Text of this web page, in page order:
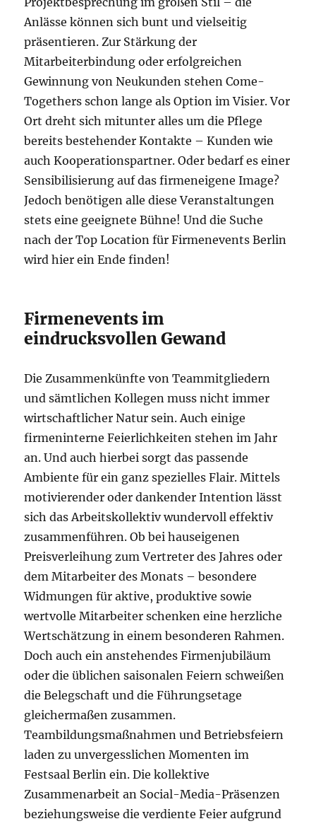
Anlässe können sich bunt und vielseitig
präsentieren. Zur Stärkung der
Mitarbeiterbindung oder erfolgreichen
Gewinnung von Neukunden stehen Come-
Togethers schon lange als Option im Visier. Vor
Ort dreht sich mitunter alles um die Pflege
bereits bestehender Kontakte – Kunden wie
auch Kooperationspartner. Oder bedarf es einer
Sensibilisierung auf das firmeneigene Image?
Jedoch benötigen alle diese Veranstaltungen
stets eine geeignete Bühne! Und die Suche
nach der Top Location für Firmenevents Berlin
wird hier ein Ende finden!
Firmenevents im
eindrucksvollen Gewand
Die Zusammenkünfte von Teammitgliedern
und sämtlichen Kollegen muss nicht immer
wirtschaftlicher Natur sein. Auch einige
firmeninterne Feierlichkeiten stehen im Jahr
an. Und auch hierbei sorgt das passende
Ambiente für ein ganz spezielles Flair. Mittels
motivierender oder dankender Intention lässt
sich das Arbeitskollektiv wundervoll effektiv
zusammenführen. Ob bei hauseigenen
Preisverleihung zum Vertreter des Jahres oder
dem Mitarbeiter des Monats – besondere
Widmungen für aktive, produktive sowie
wertvolle Mitarbeiter schenken eine herzliche
Wertschätzung in einem besonderen Rahmen.
Doch auch ein anstehendes Firmenjubiläum
oder die üblichen saisonalen Feiern schweißen
die Belegschaft und die Führungsetage
gleichermaßen zusammen.
Teambildungsmaßnahmen und Betriebsfeiern
laden zu unvergesslichen Momenten im
Festsaal Berlin ein. Die kollektive
Zusammenarbeit an Social-Media-Präsenzen
beziehungsweise die verdiente Feier aufgrund